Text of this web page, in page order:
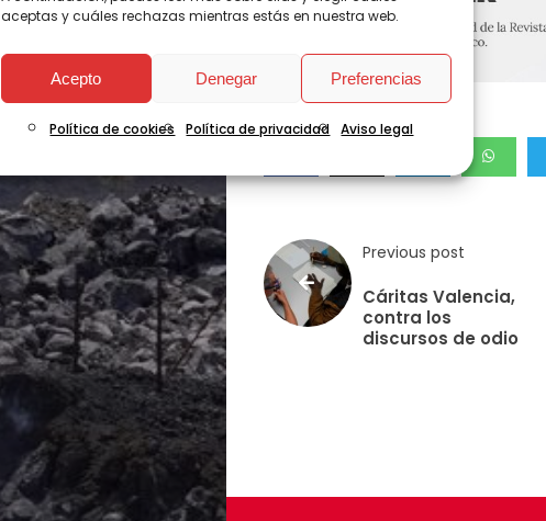
aceptas y cuáles rechazas mientras estás en nuestra web.
Acepto Denegar Preferencias
Política de cookies Política de privacidad Aviso legal
Previous post
Cáritas Valencia,
contra los
discursos de odio